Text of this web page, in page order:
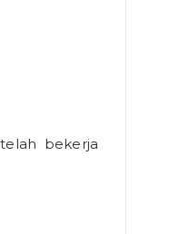
bekerja